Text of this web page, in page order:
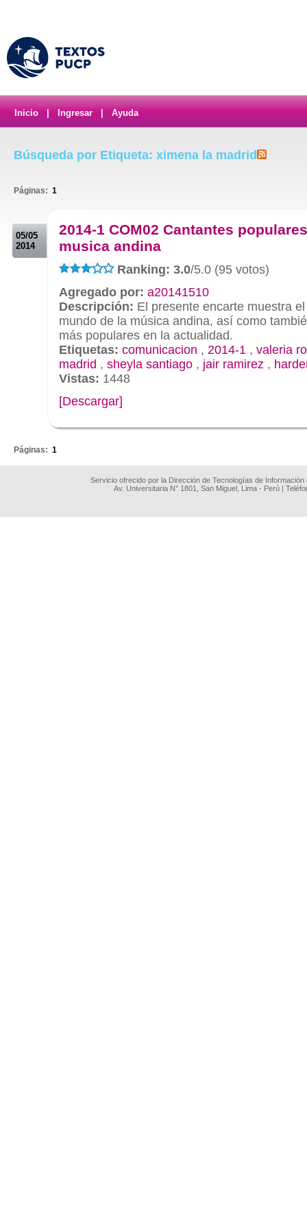
Inicio Ingresar Ayuda
Búsqueda por Etiqueta: ximena la madrid
Páginas: 1
05/05
2014
2014-1 COM02 Cantantes
musica andina
Ranking: 3.0/5.0 (95 votos)
Agregado por: a20141510
Descripción: El presente encarte muestra
mundo de la música andina, así como
más populares en la actualidad.
Etiquetas: comunicacion , 2014-1 , valeria
madrid , sheyla santiago , jair ramirez ,
Vistas: 1448
[Descargar]
Páginas: 1
Servicio ofrecido por la Dirección de Tecnologías de
Av. Universitaria N° 1801, San Miguel, Lima - Perú |